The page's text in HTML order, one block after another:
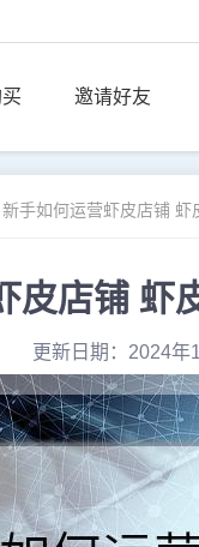
邀请好友
新手如何运营虾皮店铺 虾
皮店铺 虾
更新日期：2024年